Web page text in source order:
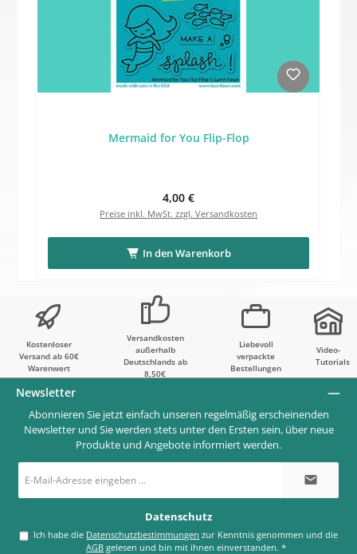
Mermaid for You Flip-Flop
Regulärer Preis:
4,00 €
Preise inkl. MwSt. zzgl. Versandkosten
In den Warenkorb
Kostenloser
Versand ab 60€
Warenwert
Versandkosten
außerhalb
Deutschlands ab
8,50€
Liebevoll
verpackte
Bestellungen
Video-
Tutorials
Newsletter
Abonnieren Sie jetzt einfach unseren regelmäßig erscheinenden
Newsletter und Sie werden stets unter den Ersten sein, über neue
Produkte und Angebote informiert werden.
Mail-
*
Datenschutz
Ich habe die Datenschutzbestimmungen
AGB gelesen und bin mit ihnen einverstanden.*